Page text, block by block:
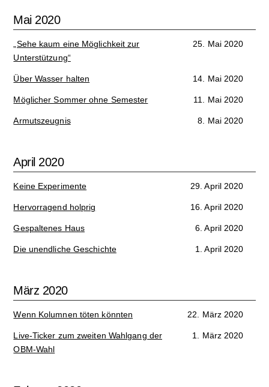
Mai 2020
„Sehe kaum eine Möglichkeit zur
Unterstützung“
25. Mai 2020
Über Wasser halten 14. Mai 2020
Möglicher Sommer ohne Semester 11. Mai 2020
Armutszeugnis 8. Mai 2020
April 2020
Keine Experimente 29. April 2020
Hervorragend holprig 16. April 2020
Gespaltenes Haus 6. April 2020
Die unendliche Geschichte 1. April 2020
März 2020
Wenn Kolumnen töten könnten 22. März 2020
Live-Ticker zum zweiten Wahlgang der
OBM-Wahl
1. März 2020